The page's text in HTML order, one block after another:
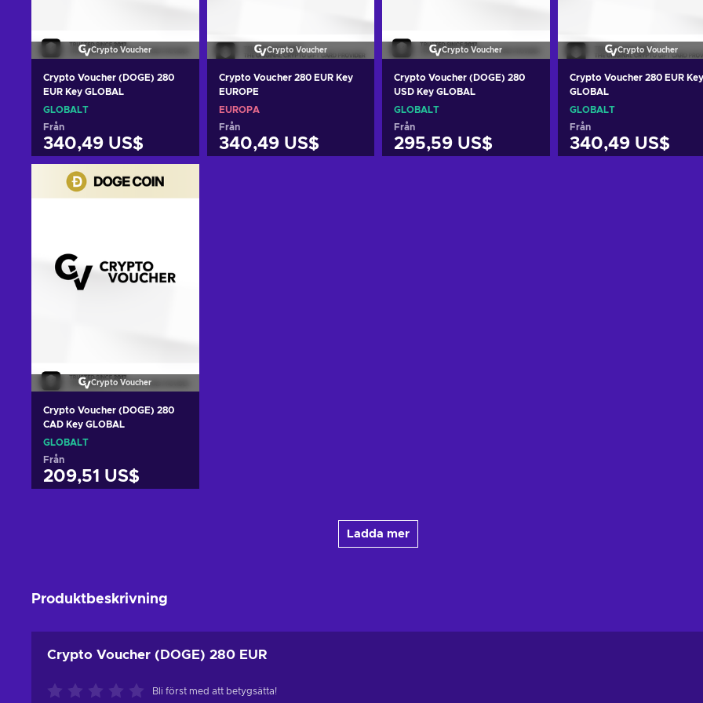
Crypto Voucher
Crypto Voucher (DOGE) 280
EUR Key GLOBAL
GLOBALT
Från
340,49 US$
Lägg till i varukorgen
Crypto Voucher
Crypto Voucher 280 EUR Key
EUROPE
EUROPA
Från
340,49 US$
Crypto Voucher
Crypto Voucher (DOGE) 280
USD Key GLOBAL
GLOBALT
Från
295,59 US$
Crypto Voucher
Crypto Voucher 280 EUR Key
GLOBAL
GLOBALT
Från
340,49 US$
Crypto Voucher
Crypto Voucher (DOGE) 280
CAD Key GLOBAL
GLOBALT
Från
209,51 US$
Ladda mer
Produktbeskrivning
Crypto Voucher (DOGE) 280 EUR
Bli först med att betygsätta!